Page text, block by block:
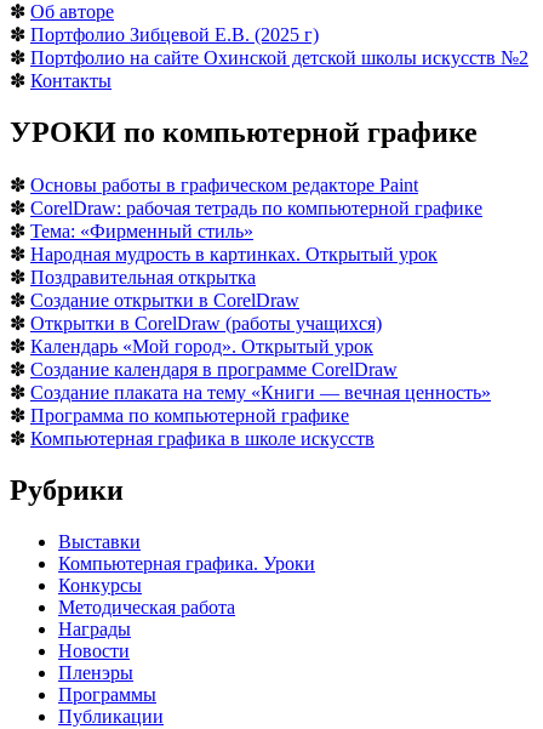
✽ Об авторе
✽ Портфолио Зибцевой Е.В. (2025 г)
✽ Портфолио на сайте Охинской детской школы искусств №2
✽ Контакты
УРОКИ по компьютерной графике
✽ Основы работы в графическом редакторе Paint
✽ CorelDraw: рабочая тетрадь по компьютерной графике
✽ Тема: «Фирменный стиль»
✽ Народная мудрость в картинках. Открытый урок
✽ Поздравительная открытка
✽ Создание открытки в CorelDraw
✽ Открытки в CorelDraw (работы учащихся)
✽ Календарь «Мой город». Открытый урок
✽ Создание календаря в программе CorelDraw
✽ Создание плаката на тему «Книги — вечная ценность»
✽ Программа по компьютерной графике
✽ Компьютерная графика в школе искусств
Рубрики
Выставки
Компьютерная графика. Уроки
Конкурсы
Методическая работа
Награды
Новости
Пленэры
Программы
Публикации